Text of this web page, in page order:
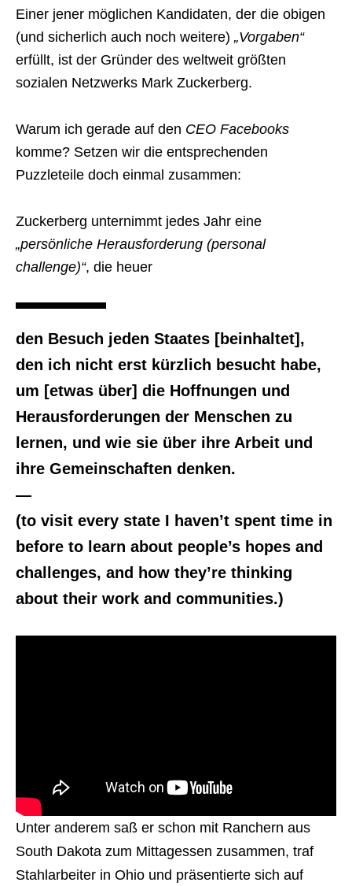
Einer jener möglichen Kandidaten, der die obigen
(und sicherlich auch noch weitere) „Vorgaben“
erfüllt, ist der Gründer des weltweit größten
sozialen Netzwerks Mark Zuckerberg.
Warum ich gerade auf den CEO Facebooks
komme? Setzen wir die entsprechenden
Puzzleteile doch einmal zusammen:
Zuckerberg unternimmt jedes Jahr eine
„persönliche Herausforderung (personal
challenge)“, die heuer
den Besuch jeden Staates [beinhaltet],
den ich nicht erst kürzlich besucht habe,
um [etwas über] die Hoffnungen und
Herausforderungen der Menschen zu
lernen, und wie sie über ihre Arbeit und
ihre Gemeinschaften denken.
—
(to visit every state I haven’t spent time in
before to learn about people’s hopes and
challenges, and how they’re thinking
about their work and communities.)
Unter anderem saß er schon mit Ranchern aus
South Dakota zum Mittagessen zusammen, traf
Stahlarbeiter in Ohio und präsentierte sich auf